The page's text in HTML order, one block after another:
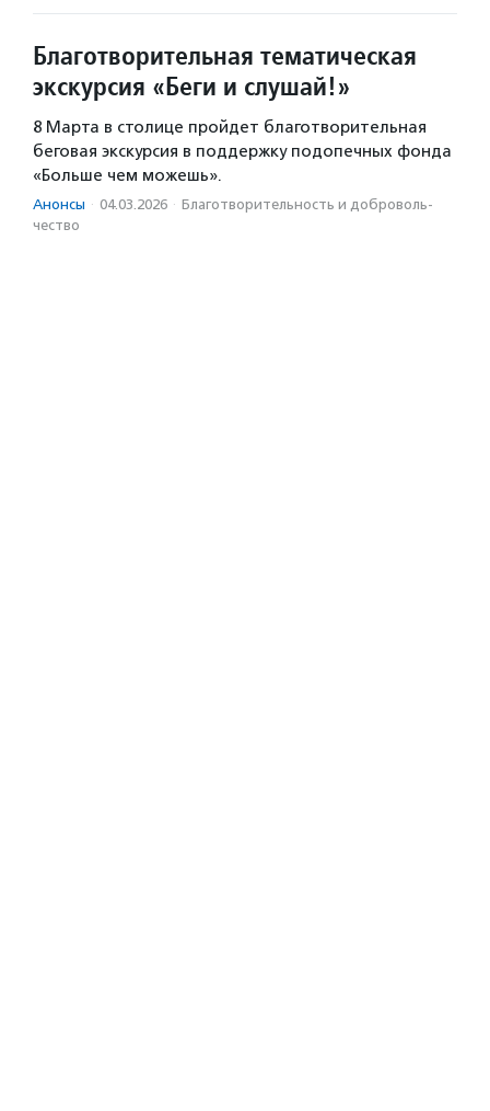
Благотворительная тематическая
экскурсия «Беги и слушай!»
8 Марта в столице пройдет благотворительная
беговая экскурсия в поддержку подопечных фонда
«Больше чем можешь».
Анонсы · 04.03.2026 · Благотвори­тель­ность и доброволь­
чест­во